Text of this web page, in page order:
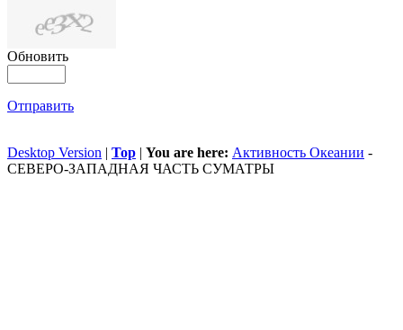
Обновить
Отправить
Desktop Version | Top | You are here: Активность Океании -
СЕВЕРО-ЗАПАДНАЯ ЧАСТЬ СУМАТРЫ